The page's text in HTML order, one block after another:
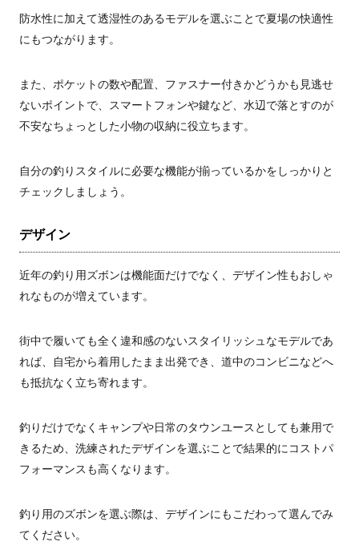
防水性に加えて透湿性のあるモデルを選ぶことで夏場の快適性
にもつながります。
また、ポケットの数や配置、ファスナー付きかどうかも見逃せ
ないポイントで、スマートフォンや鍵など、水辺で落とすのが
不安なちょっとした小物の収納に役立ちます。
自分の釣りスタイルに必要な機能が揃っているかをしっかりと
チェックしましょう。
デザイン
近年の釣り用ズボンは機能面だけでなく、デザイン性もおしゃ
れなものが増えています。
街中で履いても全く違和感のないスタイリッシュなモデルであ
れば、自宅から着用したまま出発でき、道中のコンビニなどへ
も抵抗なく立ち寄れます。
釣りだけでなくキャンプや日常のタウンユースとしても兼用で
きるため、洗練されたデザインを選ぶことで結果的にコストパ
フォーマンスも高くなります。
釣り用のズボンを選ぶ際は、デザインにもこだわって選んでみ
てください。